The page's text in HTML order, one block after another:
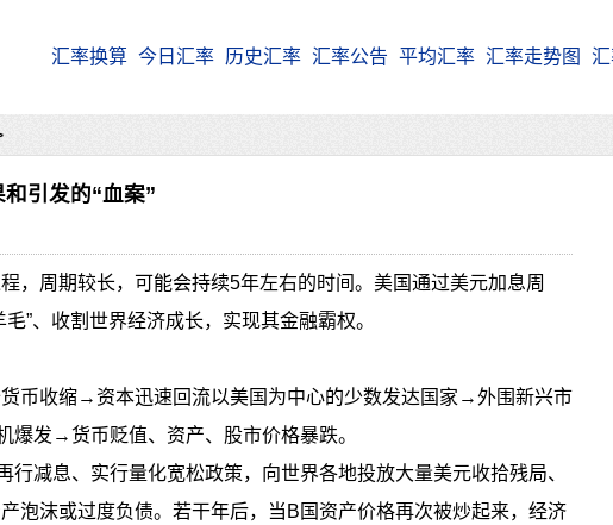
汇率换算 今日汇率 历史汇率 汇率公告 平均汇率 汇率走势图
引发的“血案”
，周期较长，可能会持续5年左右的时间。美国通过美元加息周
”、收割世界经济成长，实现其金融霸权。
币收缩→资本迅速回流以美国为中心的少数发达国家→外围新兴市
发→货币贬值、资产、股市价格暴跌。
行减息、实行量化宽松政策，向世界各地投放大量美元收拾残局、
泡沫或过度负债。若干年后，当B国资产价格再次被炒起来，经济